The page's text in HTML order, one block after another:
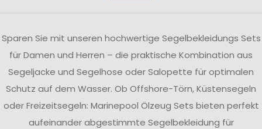
Sparen Sie mit unseren hochwertige Segelbekleidungs Sets
für Damen und Herren – die praktische Kombination aus
Segeljacke und Segelhose oder Salopette für optimalen
Schutz auf dem Wasser. Ob Offshore-Törn, Küstensegeln
oder Freizeitsegeln: Marinepool Ölzeug Sets bieten perfekt
aufeinander abgestimmte Segelbekleidung für